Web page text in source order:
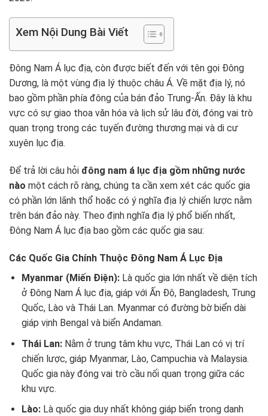
Xem Nội Dung Bài Viết
Đông Nam Á lục địa, còn được biết đến với tên gọi Đông
Dương, là một vùng địa lý thuộc châu Á. Về mặt địa lý, nó
bao gồm phần phía đông của bán đảo Trung-Ấn. Đây là khu
vực có sự giao thoa văn hóa và lịch sử lâu đời, đóng vai trò
quan trọng trong các tuyến đường thương mại và di cư
xuyên lục địa.
Để trả lời câu hỏi đông nam á lục địa gồm những nước
nào một cách rõ ràng, chúng ta cần xem xét các quốc gia
có phần lớn lãnh thổ hoặc có ý nghĩa địa lý chiến lược nằm
trên bán đảo này. Theo định nghĩa địa lý phổ biến nhất,
Đông Nam Á lục địa bao gồm các quốc gia sau:
Các Quốc Gia Chính Thuộc Đông Nam Á Lục Địa
Myanmar (Miến Điện):Là quốc gia lớn nhất về diện tích
ở Đông Nam Á lục địa, giáp với Ấn Độ, Bangladesh, Trung
Quốc, Lào và Thái Lan. Myanmar có đường bờ biển dài
giáp vịnh Bengal và biển Andaman.
Thái Lan:Nằm ở trung tâm khu vực, Thái Lan có vị trí
chiến lược, giáp Myanmar, Lào, Campuchia và Malaysia.
Quốc gia này đóng vai trò cầu nối quan trọng giữa các
khu vực.
Lào:Là quốc gia duy nhất không giáp biển trong danh